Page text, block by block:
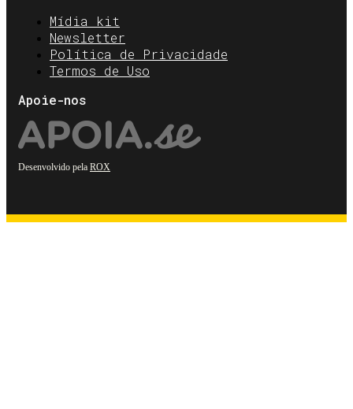
Mídia kit
Newsletter
Política de Privacidade
Termos de Uso
Apoie-nos
Desenvolvido pela ROX